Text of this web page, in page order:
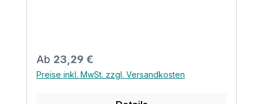
formstabil und druckfest mit besonders
stabiler glasfaserverstärkter
Regulärer Preis:
Ab 23,29 €
Preise inkl. MwSt. zzgl. Versandkosten